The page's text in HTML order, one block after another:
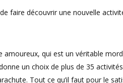
faire découvrir une nouvelle
qui est un véritable
un choix de plus de 35
Tout ce qu’il faut pour le